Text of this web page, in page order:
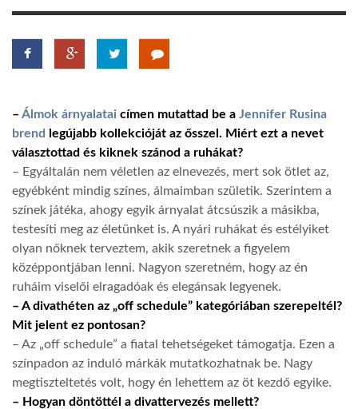
AFRIKA TUDÁSTÁR
GLOBOZSARU
DOBRAVERO.HU
GLOBOBOOK
– Álmok árnyalatai címen mutattad be a Jennifer Rusina
brend
legújabb kollekcióját az ősszel. Miért ezt a nevet
választottad és kiknek szánod a ruhákat?
– Egyáltalán nem véletlen az elnevezés, mert sok ötlet az,
egyébként mindig színes, álmaimban születik. Szerintem a
színek játéka, ahogy egyik árnyalat átcsúszik a másikba,
testesíti meg az életünket is. A nyári ruhákat és estélyiket
olyan nőknek terveztem, akik szeretnek a figyelem
középpontjában lenni. Nagyon szeretném, hogy az én
ruháim viselői elragadóak és elegánsak legyenek.
– A divathéten az „off schedule” kategóriában szerepeltél?
Mit jelent ez pontosan?
– Az „off schedule” a fiatal tehetségeket támogatja. Ezen a
színpadon az induló márkák mutatkozhatnak be. Nagy
megtiszteltetés volt, hogy én lehettem az öt kezdő egyike.
– Hogyan döntöttél a divattervezés mellett?